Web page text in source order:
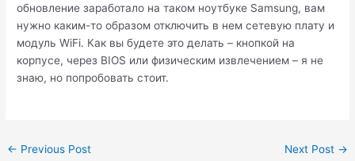
обновление заработало на таком ноутбуке Samsung, вам
нужно каким-то образом отключить в нем сетевую плату и
модуль WiFi. Как вы будете это делать – кнопкой на
корпусе, через BIOS или физическим извлечением – я не
знаю, но попробовать стоит.
Post
← Previous Post Next Post →